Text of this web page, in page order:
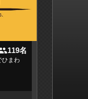
119名
ひまわ